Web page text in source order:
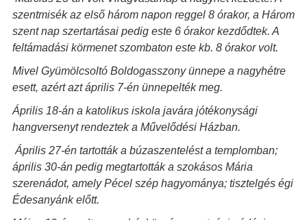
szentmisék az első három napon reggel 8 órakor, a Három
szent nap szertartásai pedig este 6 órakor kezdődtek. A
feltámadási körmenet szombaton este kb. 8 órakor volt.
Mivel Gyümölcsoltó Boldogasszony ünnepe a nagyhétre
esett, azért azt április 7-én ünnepelték meg.
Április 18-án a katolikus iskola javára jótékonysági
hangversenyt rendeztek a Művelődési Házban.
Április 27-én tartották a búzaszentelést a templomban;
április 30-án pedig megtartották a szokásos Mária
szerenádot, amely Pécel szép hagyománya; tisztelgés égi
Édesanyánk előtt.